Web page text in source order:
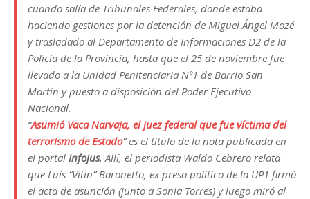
cuando salía de Tribunales Federales, donde estaba
haciendo gestiones por la detención de Miguel Ángel Mozé
y trasladado al Departamento de Informaciones D2 de la
Policía de la Provincia, hasta que el 25 de noviembre fue
llevado a la Unidad Penitenciaria Nº1 de Barrio San
Martín y puesto a disposición del Poder Ejecutivo
Nacional.
“Asumió Vaca Narvaja, el juez federal que fue víctima del
terrorismo de Estado” es el título de la nota publicada en
el portal Infojus. Allí, el periodista Waldo Cebrero relata
que Luis “Vitin” Baronetto, ex preso político de la UP1 firmó
el acta de asunción (junto a Sonia Torres) y luego miró al